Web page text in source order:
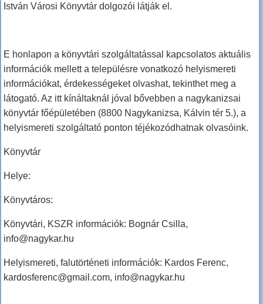
István Városi Könyvtár dolgozói látják el.
E honlapon a könyvtári szolgáltatással kapcsolatos aktuális
információk mellett a településre vonatkozó helyismereti
információkat, érdekességeket olvashat, tekinthet meg a
látogató. Az itt kínáltaknál jóval bővebben a nagykanizsai
könyvtár főépületében (8800 Nagykanizsa, Kálvin tér 5.), a
helyismereti szolgáltató ponton téjékozódhatnak olvasóink.
Könyvtár
Helye:
Könyvtáros:
Könyvtári, KSZR információk: Bognár Csilla,
info@nagykar.hu
Helyismereti, falutörténeti információk: Kardos Ferenc,
kardosferenc@gmail.com, info@nagykar.hu